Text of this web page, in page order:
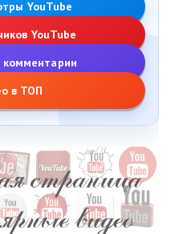
YouTube
YouTube
комментарии
в ТОП